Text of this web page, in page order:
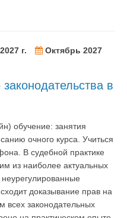
г.
Октябрь 2027
в
обучение: занятия
очного курса. Учиться
В судебной практике
из наиболее актуальных
доказывание прав на
всех законодательных